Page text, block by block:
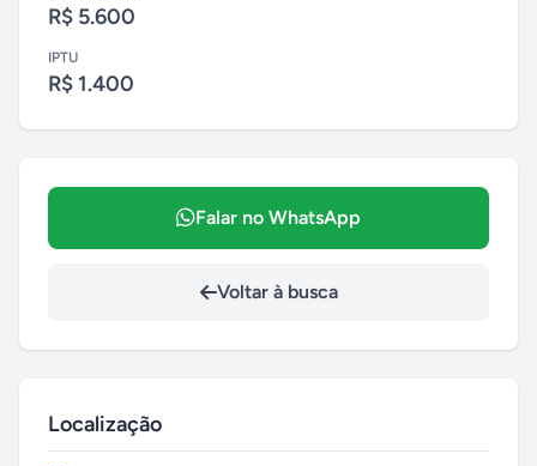
R$ 5.600
IPTU
R$ 1.400
Falar no WhatsApp
Voltar à busca
Localização